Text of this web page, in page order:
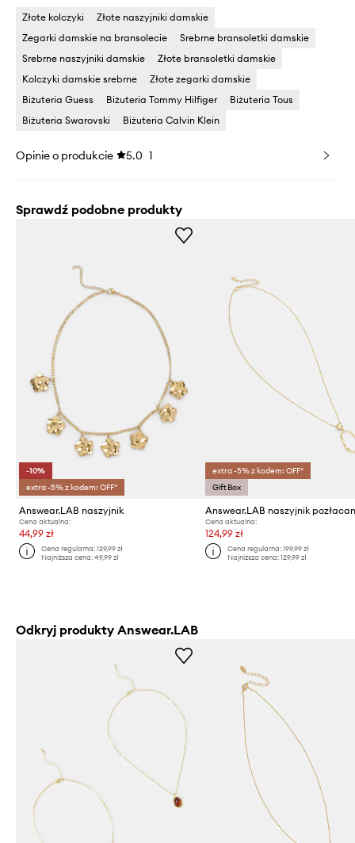
Złote kolczyki
Złote naszyjniki damskie
Zegarki damskie na bransolecie
Srebrne bransoletki damskie
Srebrne naszyjniki damskie
Złote bransoletki damskie
Kolczyki damskie srebrne
Złote zegarki damskie
Biżuteria Guess
Biżuteria Tommy Hilfiger
Biżuteria Tous
Biżuteria Swarovski
Biżuteria Calvin Klein
Opinie o produkcie 5.0 1
Sprawdź podobne produkty
-10%
extra -5% z kodem: OFF*
Answear.LAB naszyjnik
Cena aktualna:
44,99 zł
Cena regularna:129,99 zł
Najniższa cena:49,99 zł
extra -5% z kodem: OFF*
Gift Box
Answear.LAB naszyjnik
Cena aktualna:
124,99 zł
Cena regularna: 199,99 zł
Najniższa cena: 129,99 zł
Odkryj produkty Answear.LAB